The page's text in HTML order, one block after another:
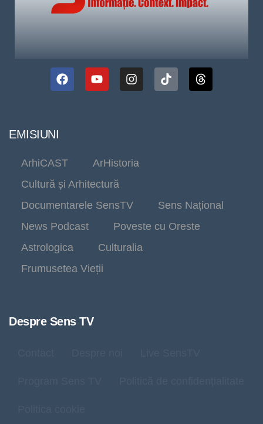
EMISIUNI
ArhiCAST
ArHistoria
Cultură și Arhitectură
Documentarele SensTV
Sens Național
News Podcast
Poveste cu Oreste
Astrologica
Culturalia
Frumusetea Vieții
Despre Sens TV